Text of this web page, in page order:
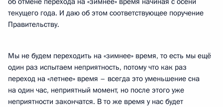
текущего года. И даю об этом соответствующее поручение
Правительству.
Мы не будем переходить на «зимнее» время, то есть мы ещё
один раз испытаем неприятность, потому что как раз
переход на «летнее» время – всегда это уменьшение сна
на один час, неприятный момент, но после этого уже
неприятности закончатся. В то же время у нас будет